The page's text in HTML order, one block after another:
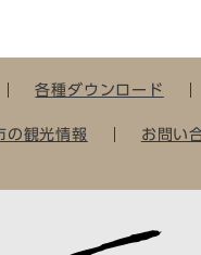
各種ダウンロード
の観光情報 お問い